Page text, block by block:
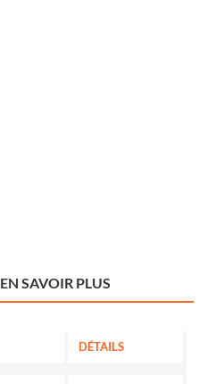
EN SAVOIR PLUS
DÉTAILS